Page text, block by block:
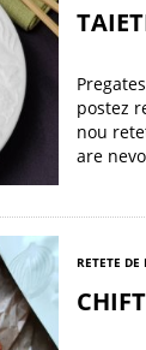
postez
nou
are
RETETE DE